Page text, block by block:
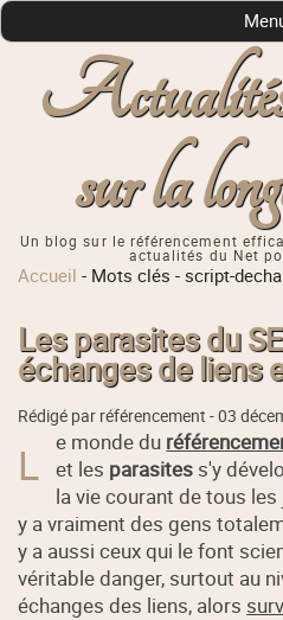
sur la
Un blog sur le référencement
actualités du Net
Accueil - Mots clés -script-
Les parasites du
échanges de liens
Rédigé par référencement -03
L e monde du
et les parasites s'y
la vie courant de tous
y a vraiment des gens
y a aussi ceux qui le font
véritable danger, surtout au
échanges des liens, alors